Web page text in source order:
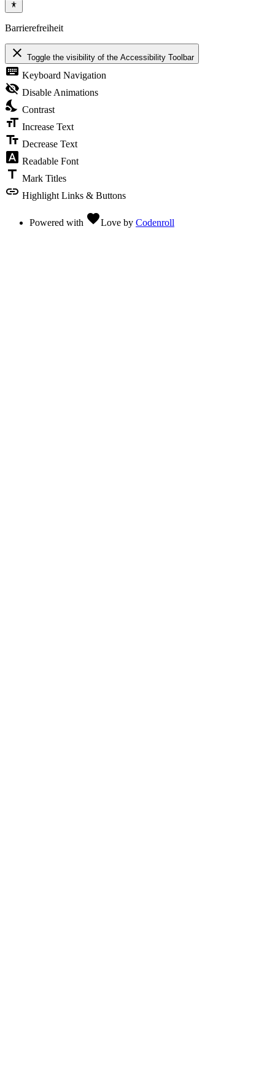
Barrierefreiheit
close Toggle the visibility of the Accessibility Toolbar
keyboard Keyboard Navigation
visibility_off Disable Animations
nights_stay Contrast
format_size Increase Text
text_fields Decrease Text
font_download Readable Font
title Mark Titles
link Highlight Links & Buttons
Powered with favoriteLove by Codenroll